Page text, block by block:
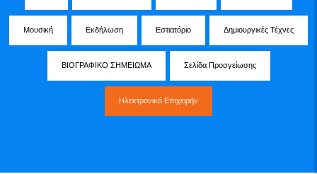
Μουσική Εκδήλωση Εστιατόριο Δημιουργικές Τέχνες
ΒΙΟΓΡΑΦΙΚΟ ΣΗΜΕΙΩΜΑ Σελίδα Προσγείωσης
Ηλεκτρονικό Επιχειρήν